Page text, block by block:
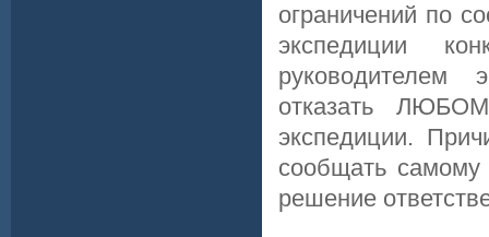
ограничений по
экспедиции
руководителем
отказать
экспедиции.
сообщать
решение